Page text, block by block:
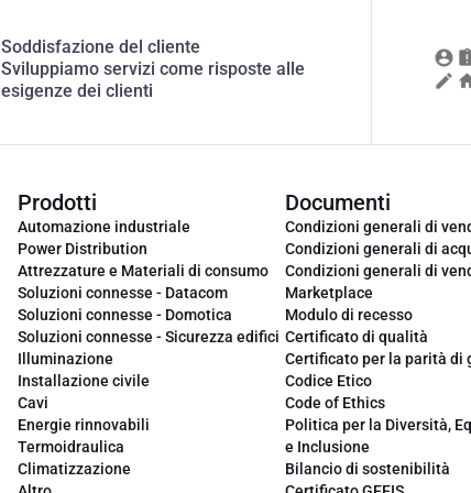
Soddisfazione del cliente
Sviluppiamo servizi come risposte alle
esigenze dei clienti
Prodotti
Automazione industriale
Power Distribution
Attrezzature e Materiali di consumo
Soluzioni connesse - Datacom
Soluzioni connesse - Domotica
Soluzioni connesse - Sicurezza edifici
Illuminazione
Installazione civile
Cavi
Energie rinnovabili
Termoidraulica
Climatizzazione
Documenti
Condizioni generali di
Condizioni generali di
Condizioni generali di
Marketplace
Modulo di recesso
Certificato di qualità
Certificato per la parità di
Codice Etico
Code of Ethics
Politica per la Diversità,
e Inclusione
Bilancio di sostenibilità